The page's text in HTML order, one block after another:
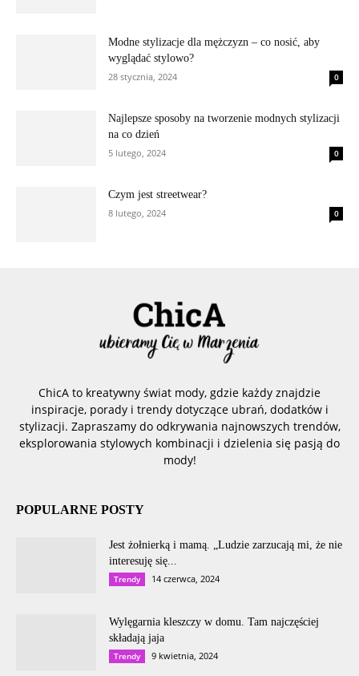
Modne stylizacje dla mężczyzn – co nosić, aby
wyglądać stylowo?
28 stycznia, 2024
0
Najlepsze sposoby na tworzenie modnych stylizacji
na co dzień
5 lutego, 2024
0
Czym jest streetwear?
8 lutego, 2024
0
ChicA to kreatywny świat mody, gdzie każdy znajdzie
inspiracje, porady i trendy dotyczące ubrań, dodatków i
stylizacji. Zapraszamy do odkrywania najnowszych trendów,
eksplorowania stylowych kombinacji i dzielenia się pasją do
mody!
POPULARNE POSTY
Jest żołnierką i mamą. „Ludzie zarzucają mi, że nie
interesuję się...
Trendy 14 czerwca, 2024
Wylęgarnia kleszczy w domu. Tam najczęściej
składają jaja
Trendy 9 kwietnia, 2024